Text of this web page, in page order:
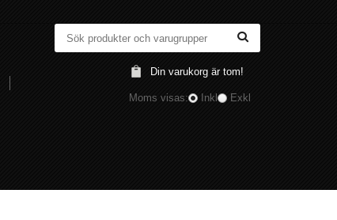
Din varukorg är tom!
Moms visas: Inkl Exkl